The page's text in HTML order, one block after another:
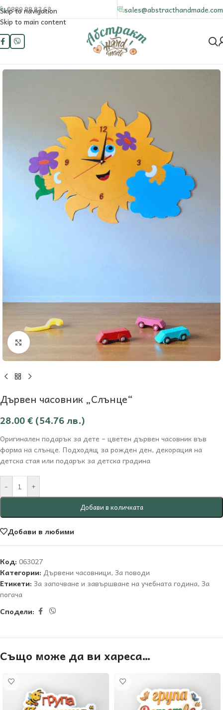
Skip to navigation
Skip to main content
0889 88 83 63 sales@abstracthandmade.com
Увеличи
Дървен часовник „Слънце“
28.00€ (54.76 лв.)
Оригинален подарък за дете – цветен дървен часовник във
форма на слънце. Подходящ за рожден ден, декорация на
детска стая или подарък за детска градина
- +
Добави в количката
Добави в любими
Код: 063027
Категории: Дървени часовници, За поводи
Етикети: За започване и завършване на учебната година, За
погача
Сподели:
Също може да ви хареса…